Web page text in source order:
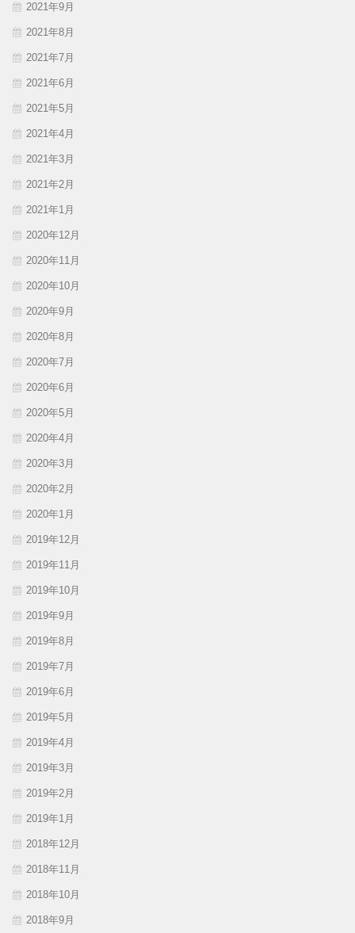
2021年9月
2021年8月
2021年7月
2021年6月
2021年5月
2021年4月
2021年3月
2021年2月
2021年1月
2020年12月
2020年11月
2020年10月
2020年9月
2020年8月
2020年7月
2020年6月
2020年5月
2020年4月
2020年3月
2020年2月
2020年1月
2019年12月
2019年11月
2019年10月
2019年9月
2019年8月
2019年7月
2019年6月
2019年5月
2019年4月
2019年3月
2019年2月
2019年1月
2018年12月
2018年11月
2018年10月
2018年9月